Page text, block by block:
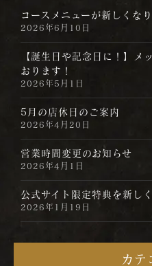
コースメニューが新しくなり
2026年6月10日
【誕生日や記念日に！】メ
おります！
2026年5月1日
5月の店休日のご案内
2026年4月20日
営業時間変更のお知らせ
2026年4月1日
公式サイト限定特典を新し
2026年1月19日
カテ